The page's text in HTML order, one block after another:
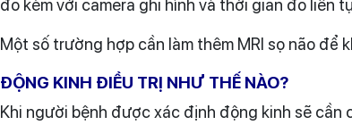
đo kèm với camera ghi hình và thời gian đo
Một số trường hợp cần làm thêm MRI sọ não để
ĐỘNG KINH ĐIỀU TRỊ NHƯ THẾ NÀO?
Khi người bệnh được xác định động kinh sẽ cần